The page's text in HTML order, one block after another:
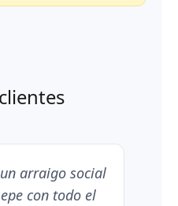
arraigo social
con todo el